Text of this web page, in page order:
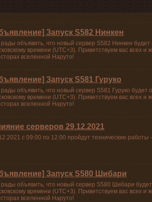
Запуск S582 Нинкен
объявить, что новый сервер S582 Нинкен будет
времени (UTC+3). Приветствуем вас всех
вселенной Наруто!
Запуск S581 Гуруко
объявить, что новый сервер S581 Гуруко будет
времени (UTC+3). Приветствуем вас всех
вселенной Наруто!
серверов 29.12.2021
с 09:00 по 12:00 пройдут технические работы
Запуск S580 Шибари
объявить, что новый сервер S580 Шибари
времени (UTC+3). Приветствуем вас всех
вселенной Наруто!